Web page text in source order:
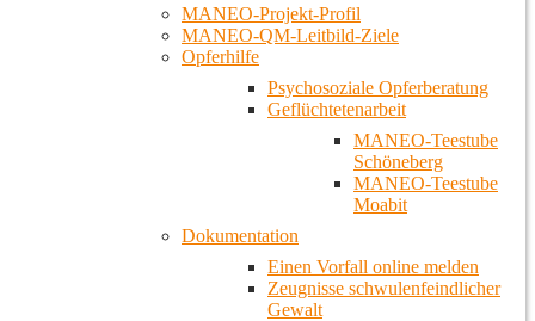
MANEO-Projekt-Profil
MANEO-QM-Leitbild-Ziele
Opferhilfe
Psychosoziale Opferberatung
Geflüchtetenarbeit
MANEO-Teestube
Schöneberg
MANEO-Teestube
Moabit
Dokumentation
Einen Vorfall online melden
Zeugnisse schwulenfeindlicher
Gewalt